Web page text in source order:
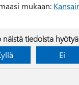
mukaan:
näistä tiedoista
Ei